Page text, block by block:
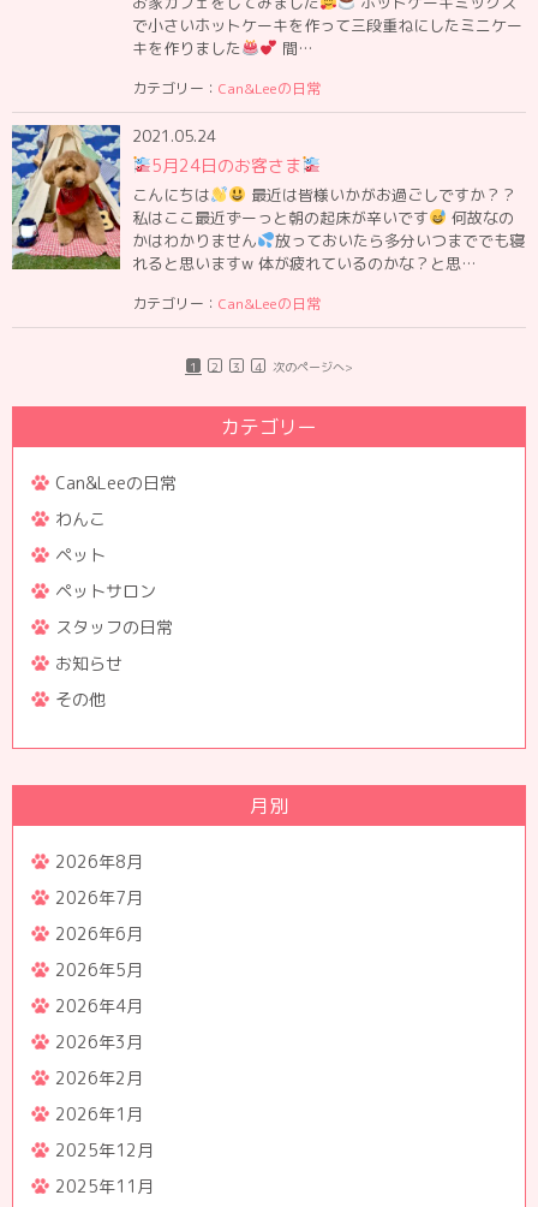
で小さいホットケーキを作って三段重ねにしたミニケー
キを作りました
間…
カテゴリー： Can&Leeの日常
2021.05.24
5月24日のお客さま
こんにちは
最近は皆様いかがお過ごしですか？？
私はここ最近ずーっと朝の起床が辛いです
何故なの
かはわかりません
放っておいたら多分いつまででも寝
れると思いますw 体が疲れているのかな？と思…
カテゴリー： Can&Leeの日常
1 2 3 4 次のページへ>
カテゴリー
Can&Leeの日常
わんこ
ペット
ペットサロン
スタッフの日常
お知らせ
その他
月別
2026年8月
2026年7月
2026年6月
2026年5月
2026年4月
2026年3月
2026年2月
2026年1月
2025年12月
2025年11月